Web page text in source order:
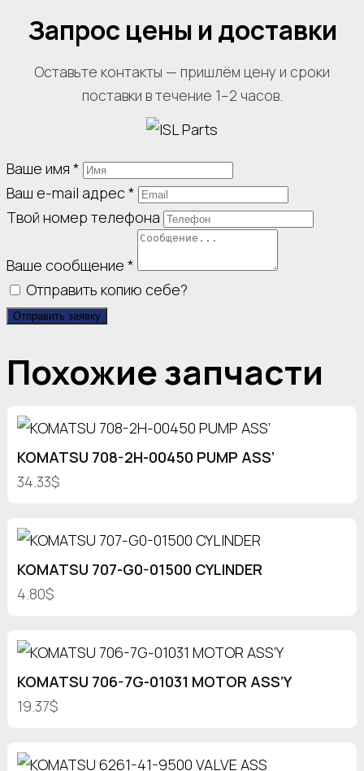
Запрос цены и доставки
Оставьте контакты — пришлём цену и сроки
поставки в течение 1–2 часов.
Ваше имя *
Ваш e-mail адрес*
Твой номер телефона
Ваше сообщение *
Отправить копию себе?
Отправить заявку
Похожие запчасти
KOMATSU 708-2H-00450 PUMP ASS’
34.33$
KOMATSU 707-G0-01500 CYLINDER
4.80$
KOMATSU 706-7G-01031 MOTOR ASS’Y
19.37$